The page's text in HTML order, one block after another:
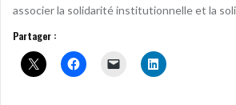
associer la solidarité institutionnelle et la
Partager :